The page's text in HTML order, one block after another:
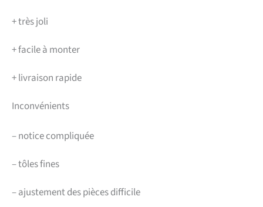
+très joli
+facile à monter
+livraison rapide
Inconvénients
–notice compliquée
–tôles fines
–ajustement des pièces difficile